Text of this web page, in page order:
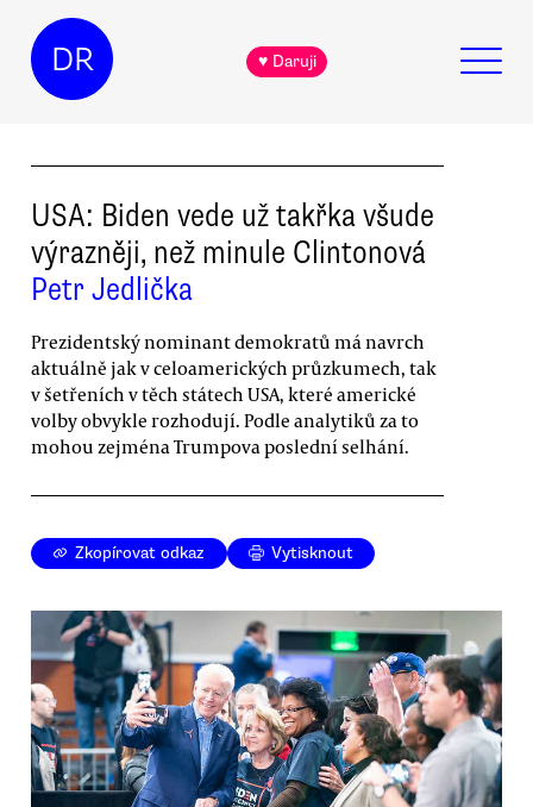
DR ♥ Daruji
USA: Biden vede už takřka všude
výrazněji, než minule Clintonová
Petr Jedlička
Prezidentský nominant demokratů má navrch
aktuálně jak v celoamerických průzkumech, tak
v šetřeních v těch státech USA, které americké
volby obvykle rozhodují. Podle analytiků za to
mohou zejména Trumpova poslední selhání.
Zkopírovat odkaz Vytisknout